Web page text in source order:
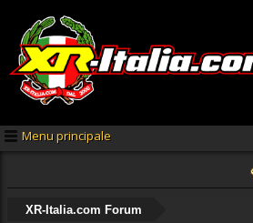
Menu principale
XR-Italia.com Forum